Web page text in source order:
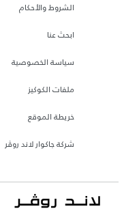
الشروط والأحكام
ابحث عنا
سياسة الخصوصية
ملفات الكوكيز
خريطة الموقع
شركة جاكوار لاند روڤر